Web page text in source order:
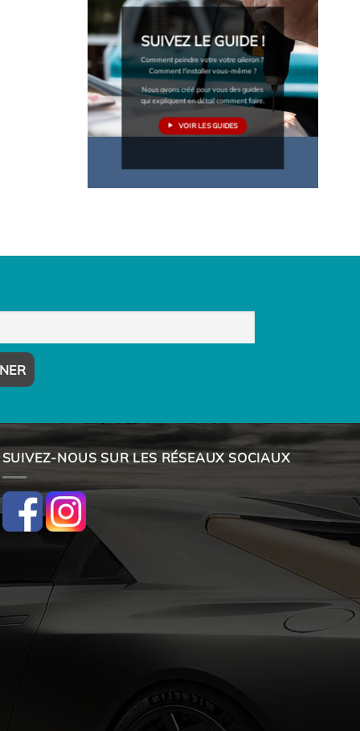
SUIVEZ LE GUIDE !
Comment peindre votre votre aileron ?
Comment l'installer vous-même ?
Nous avons créé pour vous des guides
qui expliquent en détail comment faire.
VOIR LES GUIDES
SUIVEZ-NOUS SUR LES RÉSEAUX SOCIAUX